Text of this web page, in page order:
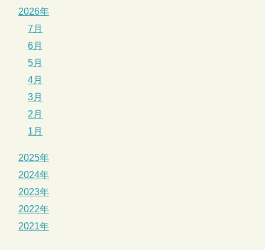
2026年
7月
6月
5月
4月
3月
2月
1月
2025年
2024年
2023年
2022年
2021年